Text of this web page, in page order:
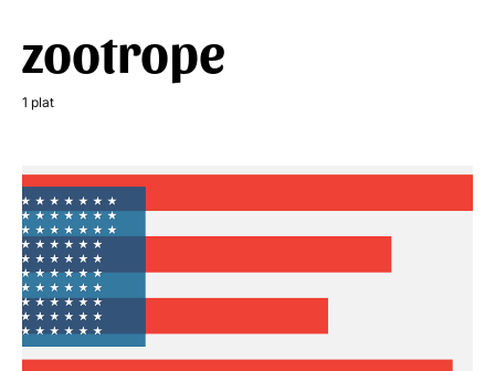
zootrope
1 plat